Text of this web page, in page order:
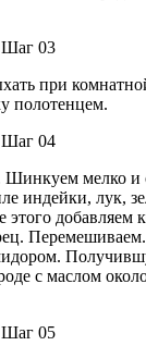
при
полотенцем.
Шинкуем мелко и
индейки, лук,
добавляем
с маслом